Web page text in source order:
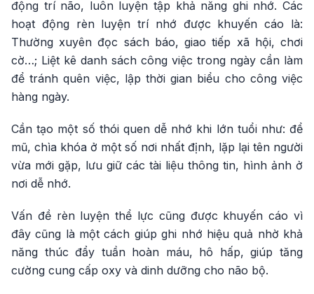
động trí não, luôn luyện tập khả năng ghi nhớ. Các
hoạt động rèn luyện trí nhớ được khuyến cáo là:
Thường xuyên đọc sách báo, giao tiếp xã hội, chơi
cờ…; Liệt kê danh sách công việc trong ngày cần làm
để tránh quên việc, lập thời gian biểu cho công việc
hàng ngày.
Cần tạo một số thói quen dễ nhớ khi lớn tuổi như: để
mũ, chìa khóa ở một số nơi nhất định, lặp lại tên người
vừa mới gặp, lưu giữ các tài liệu thông tin, hình ảnh ở
nơi dễ nhớ.
Vấn đề rèn luyện thể lực cũng được khuyến cáo vì
đây cũng là một cách giúp ghi nhớ hiệu quả nhờ khả
năng thúc đẩy tuần hoàn máu, hô hấp, giúp tăng
cường cung cấp oxy và dinh dưỡng cho não bộ.